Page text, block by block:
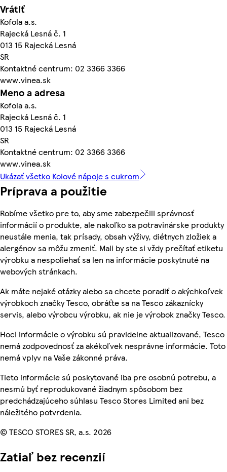
Vrátiť
Kofola a.s.
Rajecká Lesná č. 1
013 15 Rajecká Lesná
SR
Kontaktné centrum: 02 3366 3366
www.vinea.sk
Meno a adresa
Kofola a.s.
Rajecká Lesná č. 1
013 15 Rajecká Lesná
SR
Kontaktné centrum: 02 3366 3366
www.vinea.sk
Ukázať všetko Kolové nápoje s cukrom
Príprava a použitie
Robíme všetko pre to, aby sme zabezpečili správnosť
informácií o produkte, ale nakoľko sa potravinárske produkty
neustále menia, tak prísady, obsah výživy, diétnych zložiek a
alergénov sa môžu zmeniť. Mali by ste si vždy prečítať etiketu
výrobku a nespoliehať sa len na informácie poskytnuté na
webových stránkach.
Ak máte nejaké otázky alebo sa chcete poradiť o akýchkoľvek
výrobkoch značky Tesco, obráťte sa na Tesco zákaznícky
servis, alebo výrobcu výrobku, ak nie je výrobok značky Tesco.
Hoci informácie o výrobku sú pravidelne aktualizované, Tesco
nemá zodpovednosť za akékoľvek nesprávne informácie. Toto
nemá vplyv na Vaše zákonné práva.
Tieto informácie sú poskytované iba pre osobnú potrebu, a
nesmú byť reprodukované žiadnym spôsobom bez
predchádzajúceho súhlasu Tesco Stores Limited ani bez
náležitého potvrdenia.
© TESCO STORES SR, a.s. 2026
Zatiaľ bez recenzií